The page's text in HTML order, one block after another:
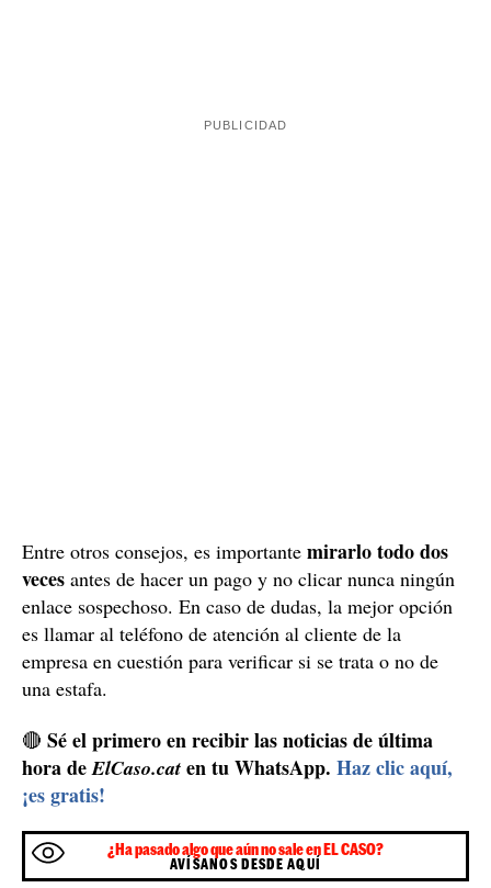
Entre otros consejos, es importante mirarlo todo dos
veces antes de hacer un pago y no clicar nunca ningún
enlace sospechoso. En caso de dudas, la mejor opción
es llamar al teléfono de atención al cliente de la
empresa en cuestión para verificar si se trata o no de
una estafa.
🔴 Sé el primero en recibir las noticias de última
hora deElCaso.cat en tu WhatsApp. Haz clic aquí,
¡es gratis!
¿Ha pasado algo que aún no sale en EL CASO?
AVÍSANOS DESDE AQUÍ